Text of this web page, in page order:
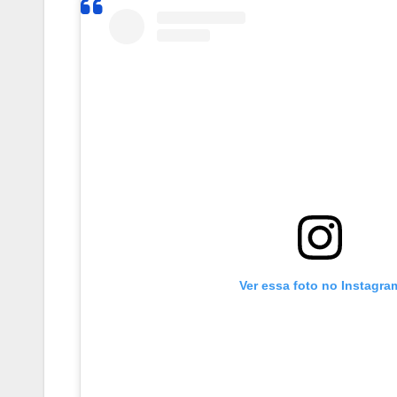
Ver essa foto no